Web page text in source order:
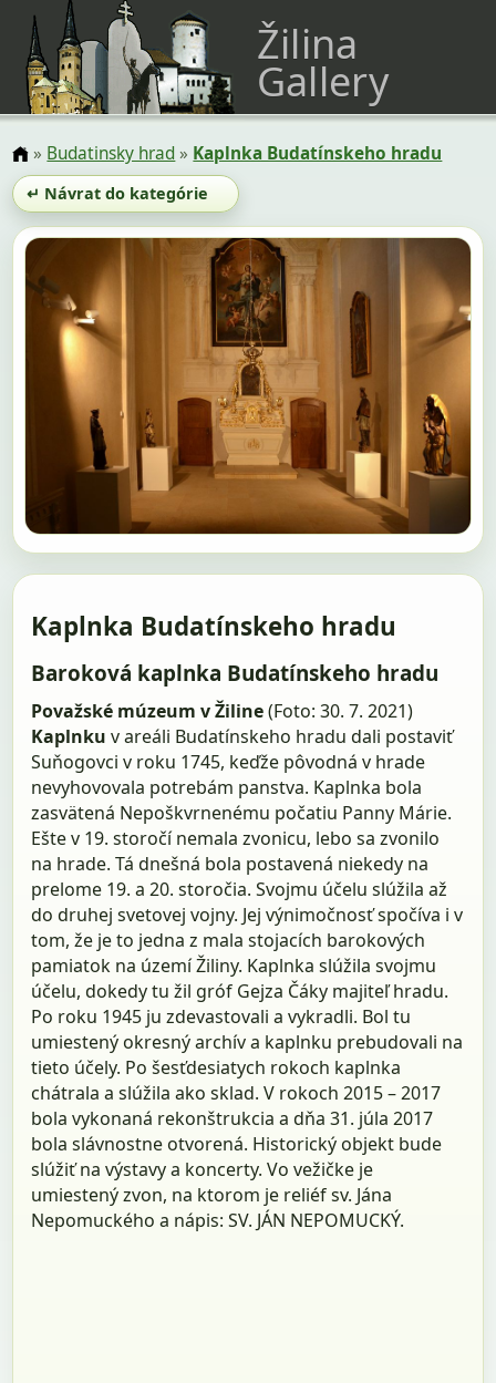
Žilina
Gallery
» Budatinsky hrad» Kaplnka Budatínskeho hradu
↵ Návrat do kategórie
Kaplnka Budatínskeho hradu
Baroková kaplnka Budatínskeho hradu
Považské múzeum v Žiline(Foto: 30. 7. 2021)
Kaplnku v areáli Budatínskeho hradu dali postaviť
Suňogovci v roku 1745, keďže pôvodná v hrade
nevyhovovala potrebám panstva. Kaplnka bola
zasvätená Nepoškvrnenému počatiu Panny Márie.
Ešte v 19. storočí nemala zvonicu, lebo sa zvonilo
na hrade. Tá dnešná bola postavená niekedy na
prelome 19. a 20. storočia. Svojmu účelu slúžila až
do druhej svetovej vojny. Jej výnimočnosť spočíva i v
tom, že je to jedna z mala stojacích barokových
pamiatok na území Žiliny. Kaplnka slúžila svojmu
účelu, dokedy tu žil gróf Gejza Čáky majiteľ hradu.
Po roku 1945 ju zdevastovali a vykradli. Bol tu
umiestený okresný archív a kaplnku prebudovali na
tieto účely. Po šesťdesiatych rokoch kaplnka
chátrala a slúžila ako sklad. V rokoch 2015 – 2017
bola vykonaná rekonštrukcia a dňa 31. júla 2017
bola slávnostne otvorená. Historický objekt bude
slúžiť na výstavy a koncerty. Vo vežičke je
umiestený zvon, na ktorom je reliéf sv. Jána
Nepomuckého a nápis: SV. JÁN NEPOMUCKÝ.